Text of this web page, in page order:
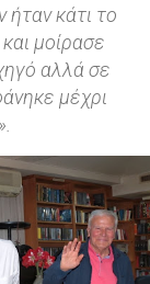
κάτι το
μοίρασε
αλλά σε
μέχρι